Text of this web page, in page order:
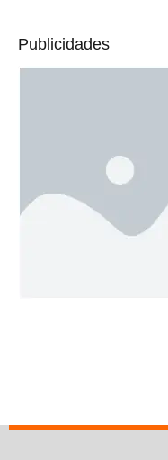
Publicidades